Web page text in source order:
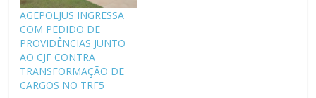
AGEPOLJUS INGRESSA
COM PEDIDO DE
PROVIDÊNCIAS JUNTO
AO CJF CONTRA
TRANSFORMAÇÃO DE
CARGOS NO TRF5